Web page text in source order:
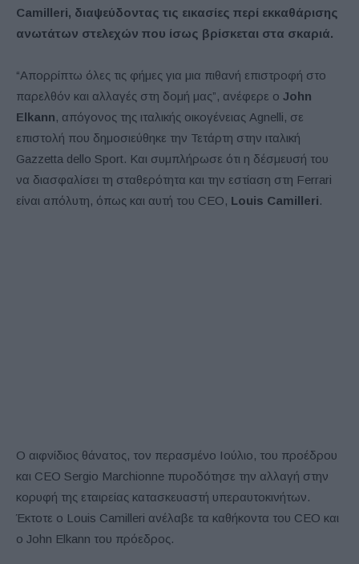
Camilleri, διαψεύδοντας τις εικασίες περί εκκαθάρισης
ανωτάτων στελεχών που ίσως βρίσκεται στα σκαριά.
“Απορρίπτω όλες τις φήμες για μια πιθανή επιστροφή στο
παρελθόν και αλλαγές στη δομή μας”, ανέφερε ο John
Elkann, απόγονος της ιταλικής οικογένειας Agnelli, σε
επιστολή που δημοσιεύθηκε την Τετάρτη στην ιταλική
Gazzetta dello Sport. Και συμπλήρωσε ότι η δέσμευσή του
να διασφαλίσει τη σταθερότητα και την εστίαση στη Ferrari
είναι απόλυτη, όπως και αυτή του CEO, Louis Camilleri.
Ο αιφνίδιος θάνατος, τον περασμένο Ιούλιο, του προέδρου
και CEO Sergio Marchionne πυροδότησε την αλλαγή στην
κορυφή της εταιρείας κατασκευαστή υπεραυτοκινήτων.
Έκτοτε ο Louis Camilleri ανέλαβε τα καθήκοντα του CEO και
ο John Elkann του πρόεδρος.